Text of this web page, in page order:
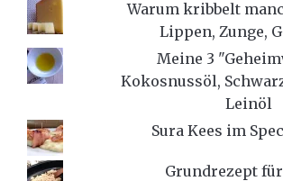
Warum kribbelt
Lippen, Zunge,
Meine 3
Kokosnussöl,
Leinöl
Sura Kees im
Grundrezept